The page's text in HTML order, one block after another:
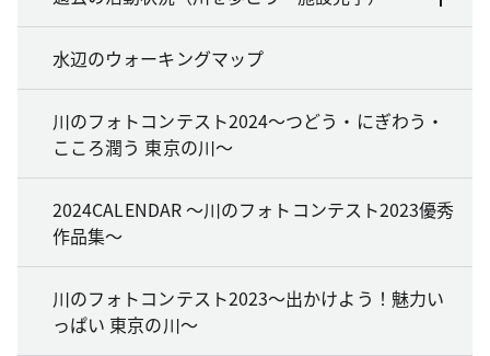
水辺のウォーキングマップ
川のフォトコンテスト2024～つどう・にぎわう・
こころ潤う 東京の川～
2024CALENDAR ～川のフォトコンテスト2023優秀
作品集～
川のフォトコンテスト2023～出かけよう！魅力い
っぱい 東京の川～